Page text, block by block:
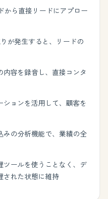
から直接リードにアプロー
が発生すると、リードの
容を録音し、直接コンタ
ョンを活用して、顧客を
みの分析機能で、業績の全
ールを使うことなく、デ
された状態に維持